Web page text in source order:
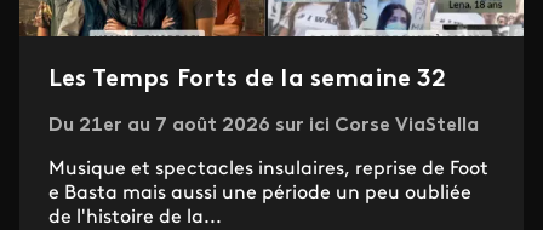
Les Temps Forts de la semaine 32
Du 21er au 7 août 2026 sur ici Corse ViaStella
Musique et spectacles insulaires, reprise de Foot
e Basta mais aussi une période un peu oubliée
de l'histoire de la...